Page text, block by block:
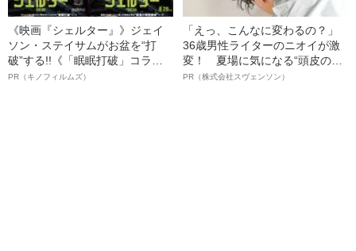
《映画『シェルター』》ジェイ
ソン・ステイサムがお盆を“打
破”する!!《「眠眠打破」コラ
ボ》
PR（キノフィルムズ）
「えっ、こんなに変わるの？」
36歳男性ライターのニオイが激
変！ 夏場に気になる“頭皮のニ
オイ”や“ベタつき”を解消す
PR（株式会社スヴェンソン）